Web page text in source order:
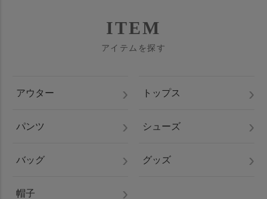
ITEM
アイテムを探す
アウター トップス
パンツ シューズ
バッグ グッズ
帽子